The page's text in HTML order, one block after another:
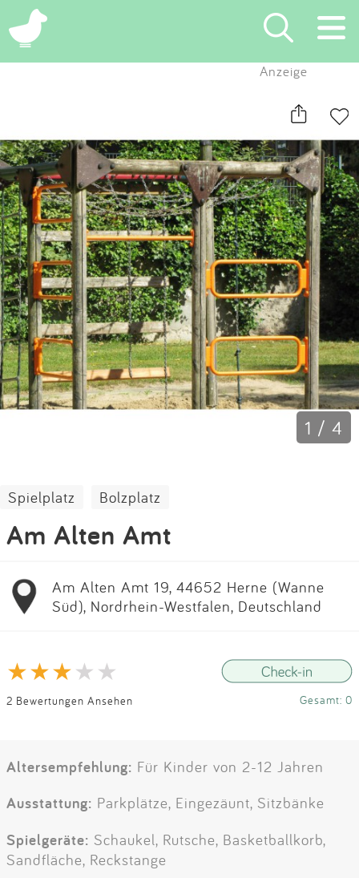
×
Eintragen
App
Blog
Partner
Kontakt
Impressum
Anzeige
1 / 4
Spielplatz Bolzplatz
Am Alten Amt
Am Alten Amt 19, 44652 Herne (Wanne
Süd), Nordrhein-Westfalen, Deutschland
2 Bewertungen Ansehen Gesamt: 0
Altersempfehlung: Für Kinder von 2-12 Jahren
Ausstattung: Parkplätze, Eingezäunt, Sitzbänke
Spielgeräte: Schaukel, Rutsche, Basketballkorb,
Sandfläche, Reckstange